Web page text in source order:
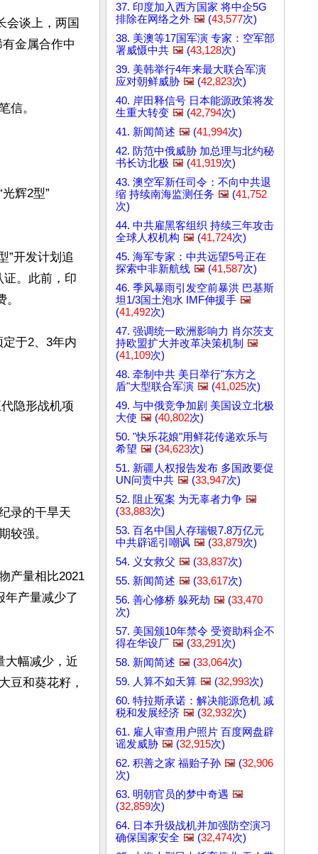
会谈上，两国
金属合作中
信。
辉2型”
”开发计划追
证。此前，印
于2、3年内
隐形战机项
录的干旱天
较强。
产量相比2021
年产量减少了
大幅减少，近
豆和葵花籽，
37. 印度加入西方国家 将中企5G
排除在网络之外 🖼️ (43,577次)
38. 美澳等17国军演 专家：空军部
署威慑中共 🖼️ (43,128次)
39. 美韩举行4年来最大联合军演
应对朝鲜威胁 🖼️ (42,823次)
40. 岸田释信号 日本能源政策将发
生重大转变 🖼️ (42,794次)
41. 新闻简述 🖼️ (41,994次)
42. 防范中俄威胁 加总理与北约秘
书长访北极 🖼️ (41,919次)
43. 澳空军新任司令：不向中共退
缩 持续南海监测任务 🖼️ (41,752
次)
44. 中共雇黑客组织 持续三年攻击
全球人权机构 🖼️ (41,724次)
45. 海军专家：中共远望5号正在
探索中非新航线 🖼️ (41,587次)
46. 季风暴雨引发空前暴洪 巴基斯
坦1/3国土泡水 IMF伸援手 🖼️
(41,492次)
47. 强调统一欧洲影响力 肖尔茨支
持欧盟扩大并改革决策机制 🖼️
(41,109次)
48. 牵制中共 美日举行"东方之
盾"大型联合军演 🖼️ (41,025次)
49. 与中俄竞争加剧 美国设立北极
大使 🖼️ (40,802次)
50. "快乐花娘"用鲜花传递欢乐与
希望 🖼️ (34,623次)
51. 新疆人权报告发布 多国政要促
UN问责中共 🖼️ (33,947次)
52. 阻止冤案 为无辜者力争 🖼️
(33,883次)
53. 百名中国人存瑞银7.8万亿元
中共辟谣引嘲讽 🖼️ (33,879次)
54. 义女救父 🖼️ (33,837次)
55. 新闻简述 🖼️ (33,617次)
56. 善心修桥 躲死劫 🖼️ (33,470
次)
57. 美国颁10年禁令 受资助科企不
得在华设厂 🖼️ (33,291次)
58. 新闻简述 🖼️ (33,064次)
59. 人算不如天算 🖼️ (32,993次)
60. 特拉斯承诺：解决能源危机 减
税和发展经济 🖼️ (32,932次)
61. 雇人审查用户照片 百度网盘辟
谣发威胁 🖼️ (32,915次)
62. 积善之家 福贻子孙 🖼️ (32,906
次)
63. 明朝官员的梦中奇遇 🖼️
(32,859次)
64. 日本升级战机并加强防空演习
确保国家安全 🖼️ (32,474次)